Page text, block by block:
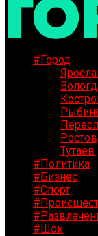
#Город
Ростов
Тутаев
#Политика
#Бизнес
#Спорт
#Шок